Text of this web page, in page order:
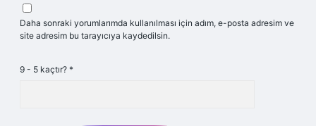
Daha sonraki yorumlarımda kullanılması için adım, e-posta adresim ve
site adresim bu tarayıcıya kaydedilsin.
9 - 5 kaçtır? *